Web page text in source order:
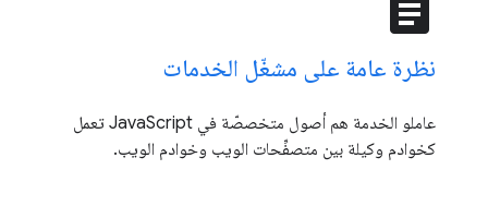
article
نظرة عامة على مشغّل الخدمات
عاملو الخدمة هم أصول متخصصّة في JavaScript تعمل
كخوادم وكيلة بين متصفِّحات الويب وخوادم الويب.